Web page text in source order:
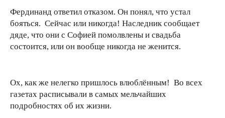
Фердинанд ответил отказом. Он понял, что устал
бояться. Сейчас или никогда! Наследник сообщает
дяде, что они с Софией помолвлены и свадьба
состоится, или он вообще никогда не женится.
Ох, как же нелегко пришлось влюблённым! Во всех
газетах расписывали в самых мельчайших
подробностях об их жизни.